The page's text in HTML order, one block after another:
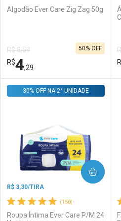
Comprar sem Desconto
Por R$ 21,38/cada
Comprar sem Desconto
Por R$ 21,38/cada
Algodão Ever Care Zig Zag 50g
R$ 8,59
R$4,29
50% OFF
(150)
R$ 3,30/TIRA
Roupa Íntima Ever Care P/M 24
30% OFF NA 2° UNIDADE
COMPRAR